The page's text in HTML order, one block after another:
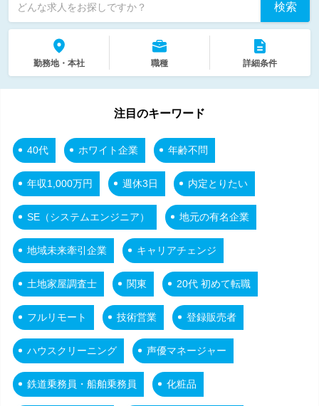
どんな求人をお探しですか？ 検索
勤務地・本社 職種 詳細条件
注目のキーワード
40代 ホワイト企業 年齢不問
年収1,000万円 週休3日 内定とりたい
SE（システムエンジニア） 地元の有名企業
地域未来牽引企業 キャリアチェンジ
土地家屋調査士 関東 20代 初めて転職
フルリモート 技術営業 登録販売者
ハウスクリーニング 声優マネージャー
鉄道乗務員・船舶乗務員 化粧品